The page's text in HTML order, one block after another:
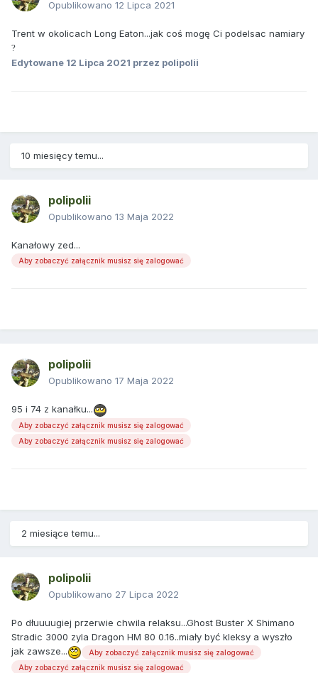
Opublikowano 12 Lipca 2021
Trent w okolicach Long Eaton...jak coś mogę Ci podelsac namiary
?
Edytowane 12 Lipca 2021 przez polipolii
10 miesięcy temu...
polipolii
Opublikowano 13 Maja 2022
Kanałowy zed...
Aby zobaczyć załącznik musisz się zalogować
polipolii
Opublikowano 17 Maja 2022
95 i 74 z kanałku...
Aby zobaczyć załącznik musisz się zalogować
Aby zobaczyć załącznik musisz się zalogować
2 miesiące temu...
polipolii
Opublikowano 27 Lipca 2022
Po dłuuuugiej przerwie chwila relaksu...Ghost Buster X Shimano
Stradic 3000 zyla Dragon HM 80 0.16..miały być kleksy a wyszło
jak zawsze...
Aby zobaczyć załącznik musisz się zalogować
Aby zobaczyć załącznik musisz się zalogować